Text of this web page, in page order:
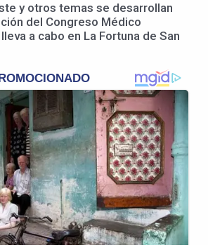
y otros temas se desarrollan
del Congreso Médico
a cabo en La Fortuna de San